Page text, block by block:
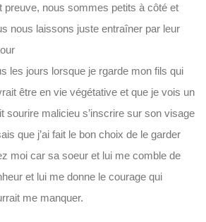
preuve, nous sommes petits à côté et
nous laissons juste entraîner par leur
les jours lorsque je rgarde mon fils qui
être en vie végétative et que je vois un
sourire malicieu s’inscrire sur son visage
que j’ai fait le bon choix de le garder
moi car sa soeur et lui me comble de
et lui me donne le courage qui
me manquer.